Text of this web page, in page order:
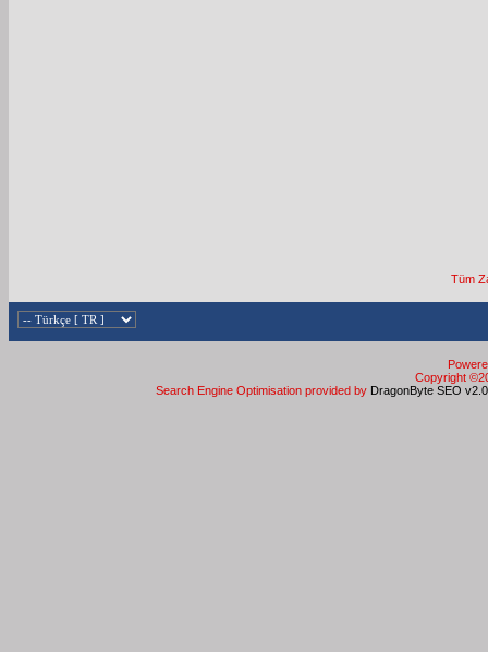
Tüm
Copyright
Search Engine Optimisation provided by DragonByte SEO